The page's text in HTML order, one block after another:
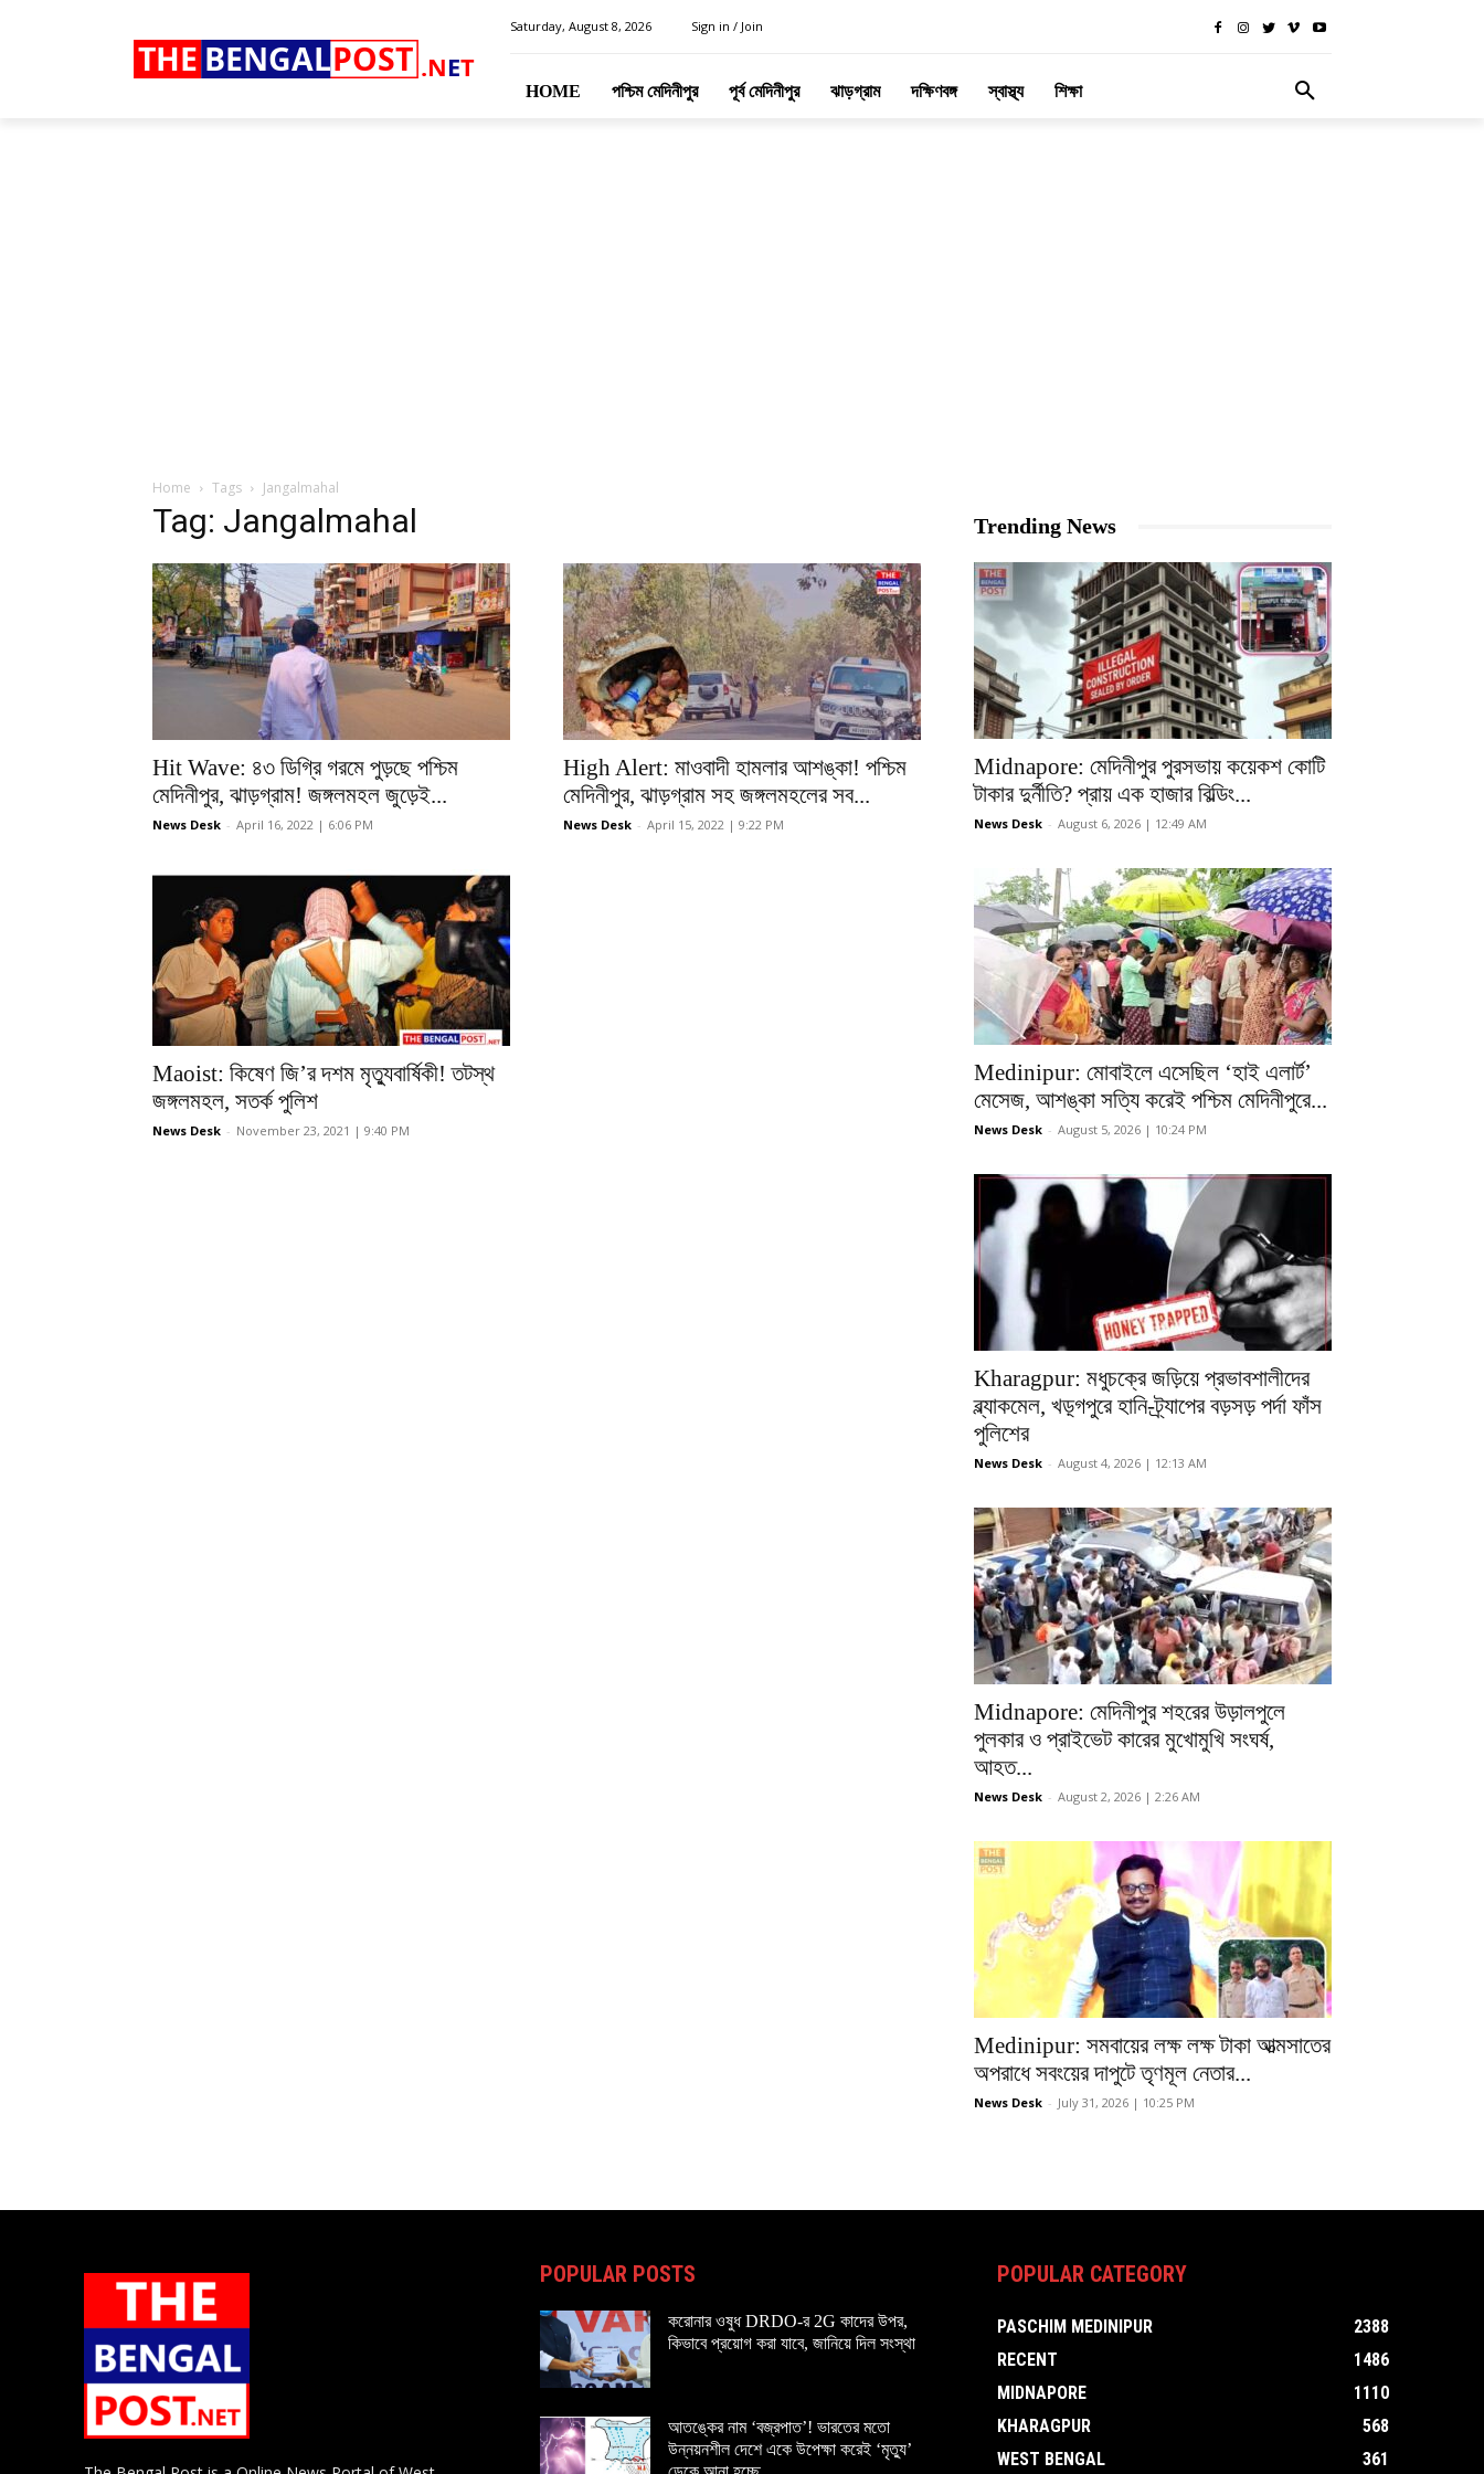
.NET
THE BENGALPOST
Saturday, August 8, 2026 Sign in / Join
HOME পশ্চিম মেদিনীপুর পূর্ব মেদিনীপুর ঝাড়গ্রাম দক্ষিণবঙ্গ স্বাস্থ্য শিক্ষা
Home Tags Jangalmahal
Tag: Jangalmahal
Hit Wave: ৪৩ ডিগ্রি গরমে পুড়ছে পশ্চিম
মেদিনীপুর, ঝাড়গ্রাম! জঙ্গলমহল জুড়েই...
News Desk - April 16, 2022 | 6:06 PM
High Alert: মাওবাদী হামলার আশঙ্কা! পশ্চিম
মেদিনীপুর, ঝাড়গ্রাম সহ জঙ্গলমহলের সব...
News Desk - April 15, 2022 | 9:22 PM
Maoist: কিষেণ জি’র দশম মৃত্যুবার্ষিকী! তটস্থ
জঙ্গলমহল, সতর্ক পুলিশ
News Desk - November 23, 2021 | 9:40 PM
Trending News
Midnapore: মেদিনীপুর পুরসভায় কয়েকশ কোটি
টাকার দুর্নীতি? প্রায় এক হাজার বিল্ডিং...
News Desk - August 6, 2026 | 12:49 AM
Medinipur: মোবাইলে এসেছিল ‘হাই এলার্ট’
মেসেজ, আশঙ্কা সত্যি করেই পশ্চিম মেদিনীপুরে...
News Desk - August 5, 2026 | 10:24 PM
Kharagpur: মধুচক্রে জড়িয়ে প্রভাবশালীদের
ব্ল্যাকমেল, খড়্গপুরে হানি-ট্র্যাপের বড়সড় পর্দা ফাঁস
পুলিশের
News Desk - August 4, 2026 | 12:13 AM
Midnapore: মেদিনীপুর শহরের উড়ালপুলে
পুলকার ও প্রাইভেট কারের মুখোমুখি সংঘর্ষ,
আহত...
News Desk - August 2, 2026 | 2:26 AM
Medinipur: সমবায়ের লক্ষ লক্ষ টাকা আত্মসাতের
অপরাধে সবংয়ের দাপুটে তৃণমূল নেতার...
News Desk - July 31, 2026 | 10:25 PM
POPULAR POSTS
করোনার ওষুধ DRDO-র 2G কাদের উপর,
কিভাবে প্রয়োগ করা যাবে, জানিয়ে দিল সংস্থা
আতঙ্কের নাম ‘বজ্রপাত’! ভারতের মতো
উন্নয়নশীল দেশে একে উপেক্ষা করেই ‘মৃত্যু’
POPULAR CATEGORY
PASCHIM MEDINIPUR
2388
RECENT
1486
MIDNAPORE
1110
KHARAGPUR
568
WEST BENGAL
361